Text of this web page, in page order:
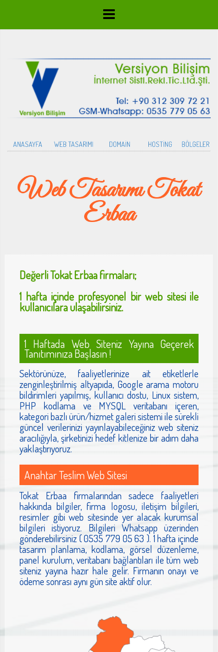
ANASAYFA WEB TASARIMI DOMAİN HOSTİNG BÖLGELER
Web Tasarımı Tokat
Erbaa
DeğerliTokat Erbaafirmaları;
1 hafta içinde profesyonel bir web sitesi ile
kullanıcılara ulaşabilirsiniz.
1 Haftada Web Siteniz Yayına Geçerek
Tanıtımınıza Başlasın !
Sektörünüze, faaliyetlerinize ait etiketlerle
zenginleştirilmiş altyapıda, Google arama motoru
bildirimleri yapılmış, kullanıcı dostu, Linux sistem,
PHP kodlama ve MYSQL veritabanı içeren,
kategori bazlı ürün/hizmet galeri sistemi ile sürekli
güncel verilerinizi yayınlayabileceğiniz web siteniz
aracılığıyla, şirketinizi hedef kitlenize bir adım daha
yaklaştırıyoruz.
Anahtar Teslim Web Sitesi
Tokat Erbaa firmalarından sadece faaliyetleri
hakkında bilgiler, firma logosu, iletişim bilgileri,
resimler gibi web sitesinde yer alacak kurumsal
bilgileri istiyoruz. Bilgileri Whatsapp üzerinden
gönderebilirsiniz ( 0535 779 05 63 ). 1 hafta içinde
tasarım planlama, kodlama, görsel düzenleme,
panel kurulum, veritabanı bağlantıları ile tüm web
siteniz yayına hazır hale gelir. Firmanın onayı ve
ödeme sonrası aynı gün site aktif olur.